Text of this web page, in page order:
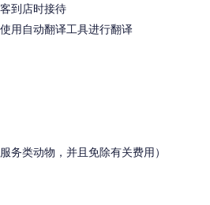
到店时接待
用自动翻译工具进行翻译
务类动物，并且免除有关费用）